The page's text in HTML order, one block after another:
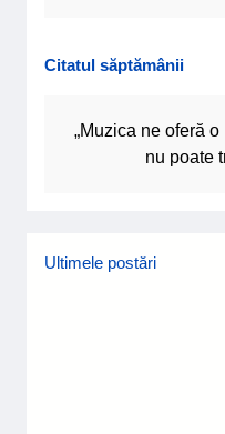
Citatul săptămânii
„Muzica ne oferă
nu poate
Ultimele postări